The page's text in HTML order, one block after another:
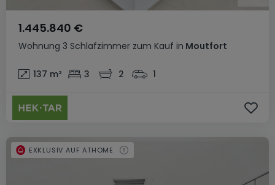
Wohnung 3 Schlafzimmer zum Kauf in Moutfort
1.445.840 €
137 m² 3 2 1
EXKLUSIV AUF ATHOME